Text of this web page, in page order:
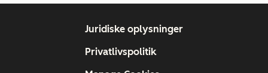
Juridiske oplysninger
Privatlivspolitik